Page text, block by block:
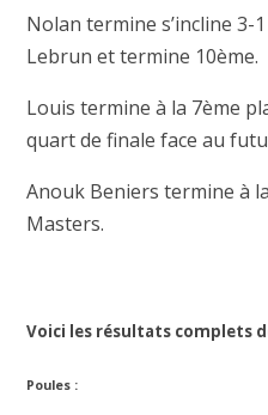
Nolan termine s’incline 3-
Lebrun et termine 10ème.
Louis termine à la 7ème
quart de finale face au
Anouk Beniers termine à
Masters.
Voici les résultats complets
Poules :